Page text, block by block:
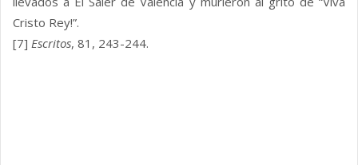
Cristo Rey!”.
[7] Escritos, 81, 243-244.